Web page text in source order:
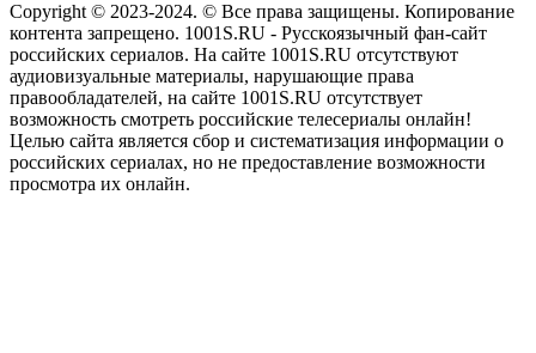
Copyright © 2023-2024. © Все права защищены. Копирование
контента запрещено. 1001S.RU - Русскоязычный фан-сайт
российских сериалов. На сайте 1001S.RU отсутствуют
аудиовизуальные материалы, нарушающие права
правообладателей, на сайте 1001S.RU отсутствует
возможность смотреть российские телесериалы онлайн!
Целью сайта является сбор и систематизация информации о
российских сериалах, но не предоставление возможности
просмотра их онлайн.